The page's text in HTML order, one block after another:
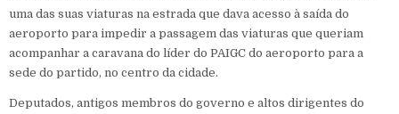
uma das suas viaturas na estrada que dava acesso à saída do
aeroporto para impedir a passagem das viaturas que queriam
acompanhar a caravana do líder do PAIGC do aeroporto para a
sede do partido, no centro da cidade.
Deputados, antigos membros do governo e altos dirigentes do